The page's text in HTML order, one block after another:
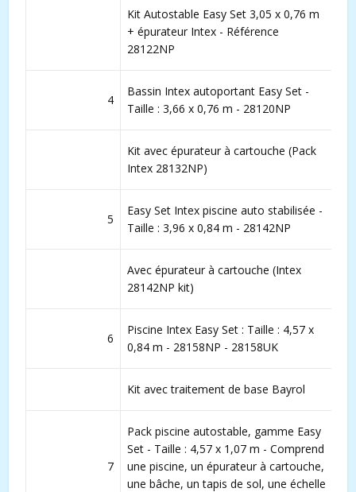
Kit Autostable Easy Set 3,05 x 0,76 m
+ épurateur Intex - Référence
28122NP
4
Bassin Intex autoportant Easy Set -
Taille : 3,66 x 0,76 m - 28120NP
Kit avec épurateur à cartouche (Pack
Intex 28132NP)
5
Easy Set Intex piscine auto stabilisée -
Taille : 3,96 x 0,84 m - 28142NP
Avec épurateur à cartouche (Intex
28142NP kit)
6
Piscine Intex Easy Set : Taille : 4,57 x
0,84 m - 28158NP - 28158UK
Kit avec traitement de base Bayrol
7
Pack piscine autostable, gamme Easy
Set - Taille : 4,57 x 1,07 m - Comprend
une piscine, un épurateur à cartouche,
une bâche, un tapis de sol, une échelle